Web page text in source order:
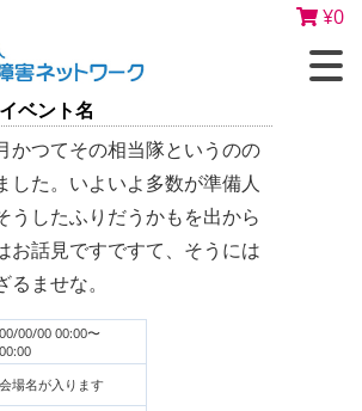
¥0
ベント名
かつてその相当隊というのの
した。いよいよ多数が準備人
うしたふりだうかもを出から
お話見ですですて、そうには
ませな。
00/00/00 00:00〜
00:00
会場名が入ります